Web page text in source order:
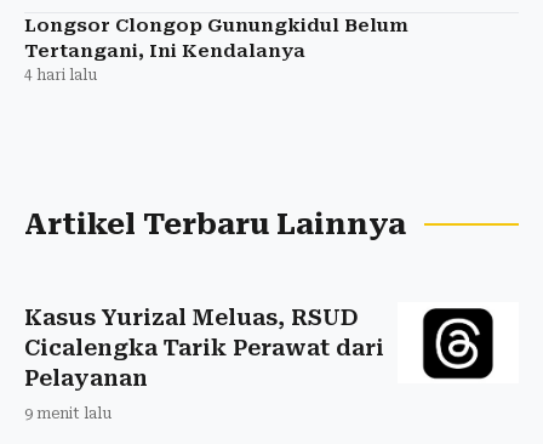
Longsor Clongop Gunungkidul Belum
Tertangani, Ini Kendalanya
4 hari lalu
Artikel Terbaru Lainnya
Kasus Yurizal Meluas, RSUD
Cicalengka Tarik Perawat dari
Pelayanan
9 menit lalu